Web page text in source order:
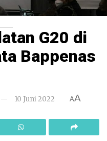
G20 di
Bappenas
10 Juni 2022 AA